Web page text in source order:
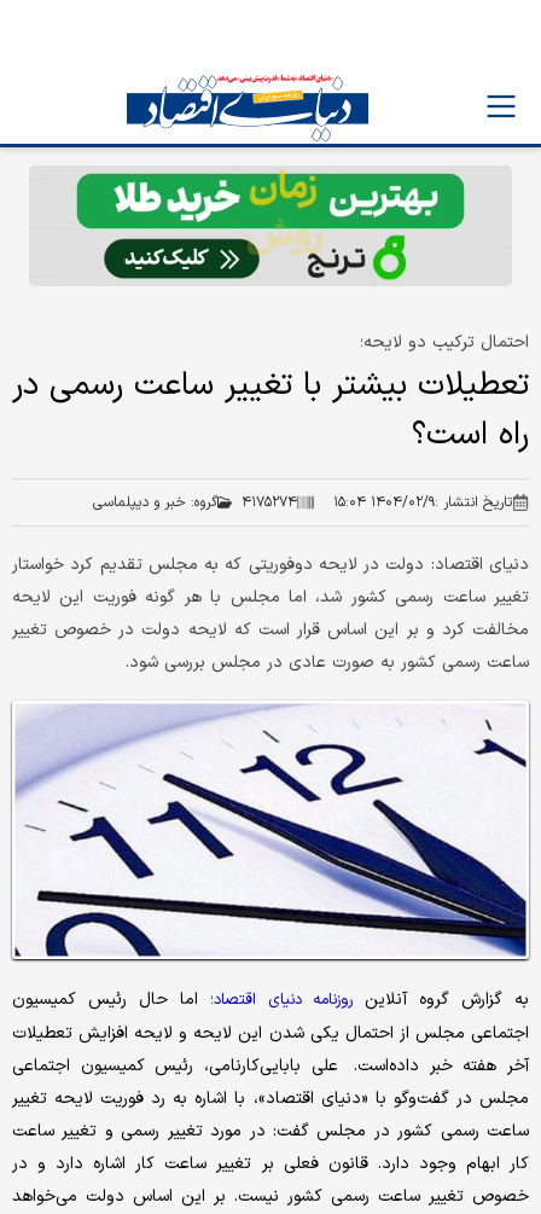
احتمال ترکیب دو لایحه؛
تعطیلات بیشتر با تغییر ساعت رسمی در
راه است؟
تاریخ انتشار :۱۴۰۴/۰۲/۹ ۱۵:۰۴ ۴۱۷۵۲۷۴ گروه: خبر و دیپلماسی
دنیای اقتصاد: دولت در لایحه دوفوریتی که به مجلس تقدیم کرد خواستار
تغییر ساعت رسمی کشور شد، اما مجلس با هر گونه فوریت این لایحه
مخالفت کرد‌ و بر این اساس قرار است که لایحه دولت در خصوص تغییر
ساعت رسمی کشور به صورت عادی در مجلس بررسی شود.
به گزارش گروه آنلاین روزنامه دنیای اقتصاد؛ اما حال رئیس کمیسیون
اجتماعی مجلس از احتمال یکی شدن این لایحه و لایحه افزایش تعطیلات
آخر هفته خبر داده‌است. علی بابایی‌کارنامی، رئیس کمیسیون اجتماعی
مجلس در گفت‌وگو با «دنیای اقتصاد»، با اشاره به رد فوریت لایحه تغییر
ساعت رسمی کشور در مجلس گفت: در مورد تغییر رسمی و تغییر ساعت
کار ابهام وجود دارد. قانون فعلی بر تغییر ساعت کار اشاره دارد و در
خصوص تغییر ساعت رسمی کشور نیست. بر این اساس دولت می‌خواهد